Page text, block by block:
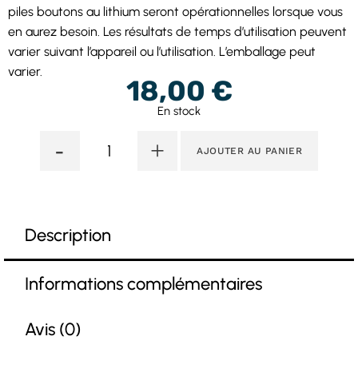
piles boutons au lithium seront opérationnelles lorsque vous
en aurez besoin. Les résultats de temps d’utilisation peuvent
varier suivant l’appareil ou l’utilisation. L’emballage peut
varier.
18,00 €
En stock
- + AJOUTER AU PANIER
Description
Informations complémentaires
Avis (0)